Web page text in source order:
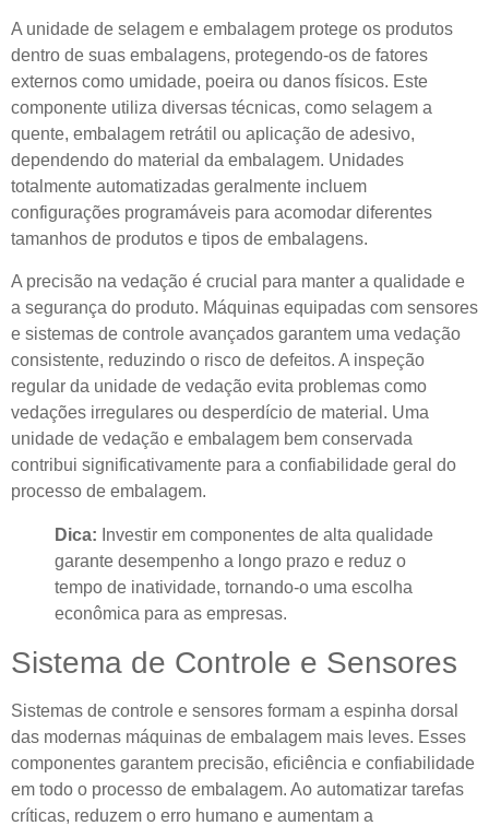
A unidade de selagem e embalagem protege os produtos
dentro de suas embalagens, protegendo-os de fatores
externos como umidade, poeira ou danos físicos. Este
componente utiliza diversas técnicas, como selagem a
quente, embalagem retrátil ou aplicação de adesivo,
dependendo do material da embalagem. Unidades
totalmente automatizadas geralmente incluem
configurações programáveis ​​para acomodar diferentes
tamanhos de produtos e tipos de embalagens.
A precisão na vedação é crucial para manter a qualidade e
a segurança do produto. Máquinas equipadas com sensores
e sistemas de controle avançados garantem uma vedação
consistente, reduzindo o risco de defeitos. A inspeção
regular da unidade de vedação evita problemas como
vedações irregulares ou desperdício de material. Uma
unidade de vedação e embalagem bem conservada
contribui significativamente para a confiabilidade geral do
processo de embalagem.
Dica: Investir em componentes de alta qualidade
garante desempenho a longo prazo e reduz o
tempo de inatividade, tornando-o uma escolha
econômica para as empresas.
Sistema de Controle e Sensores
Sistemas de controle e sensores formam a espinha dorsal
das modernas máquinas de embalagem mais leves. Esses
componentes garantem precisão, eficiência e confiabilidade
em todo o processo de embalagem. Ao automatizar tarefas
críticas, reduzem o erro humano e aumentam a